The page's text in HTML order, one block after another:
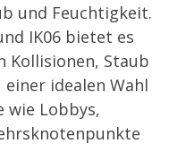
und Feuchtigkeit.
IK06 bietet es
Kollisionen, Staub
idealen Wahl
wie Lobbys,